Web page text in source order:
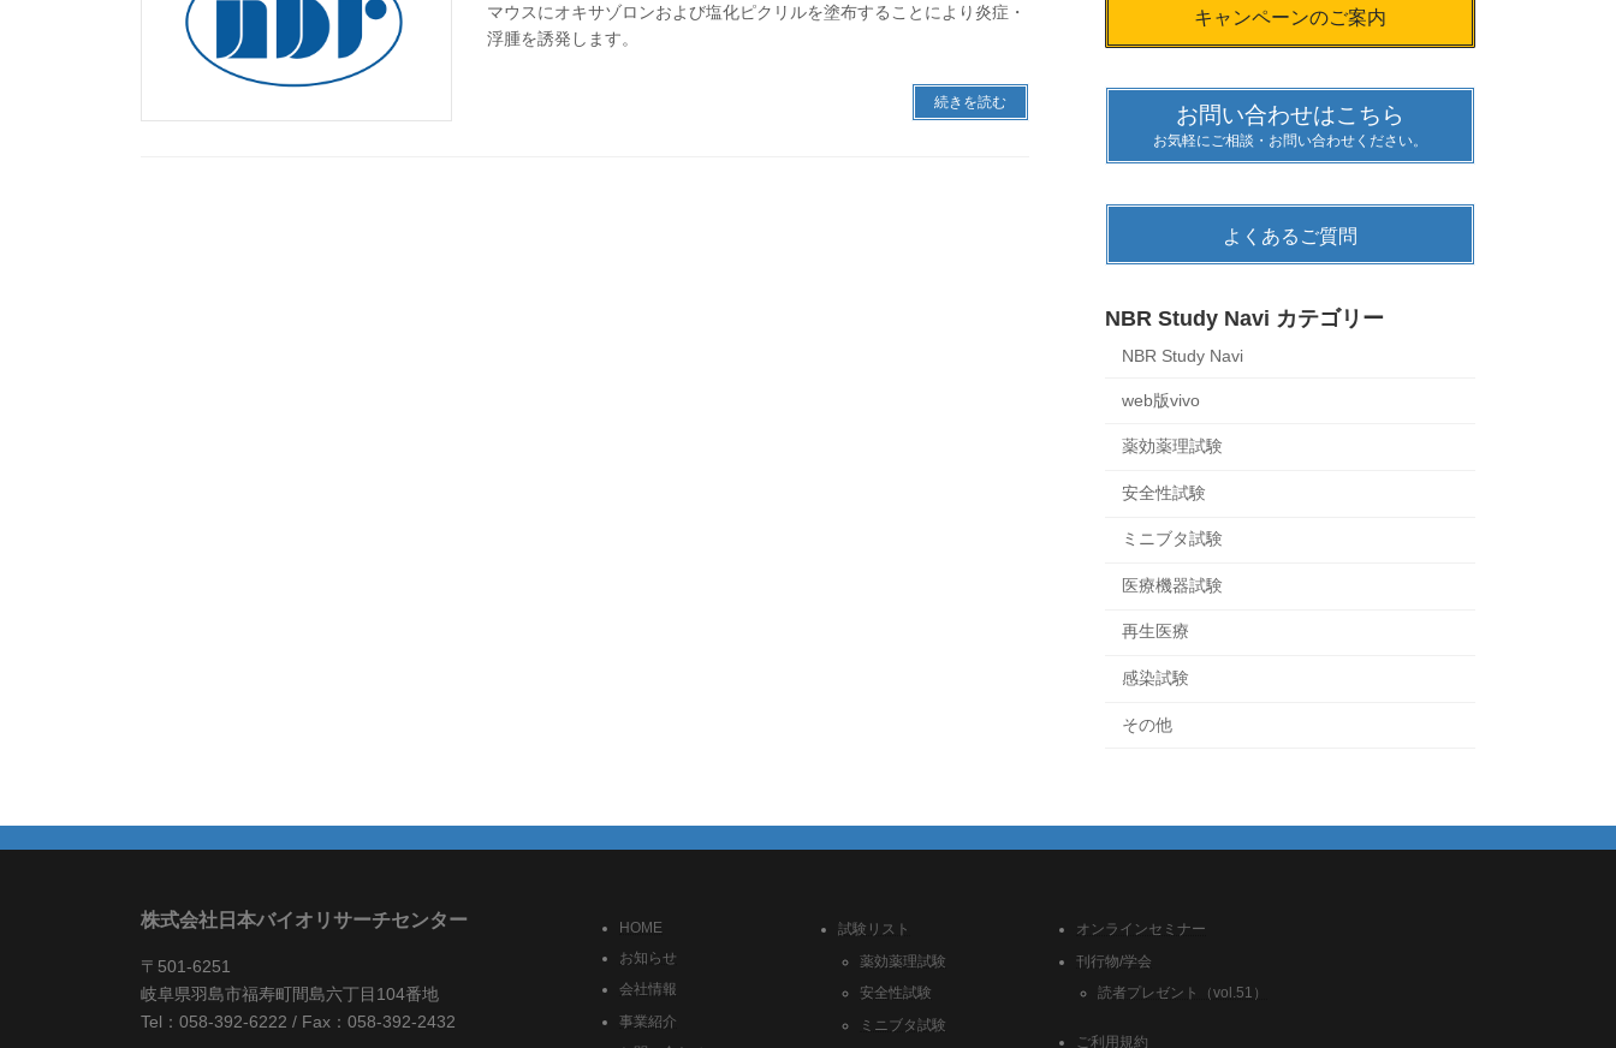
マウスにオキサゾロンおよび塩化ピクリルを塗布することにより炎症・
浮腫を誘発します。
続きを読む
キャンペーンのご案内
お問い合わせはこちら
お気軽にご相談・お問い合わせください。
よくあるご質問
NBR Study Navi カテゴリー
NBR Study Navi
web版vivo
薬効薬理試験
安全性試験
ミニブタ試験
医療機器試験
再生医療
感染試験
その他
株式会社日本バイオリサーチセンター
〒501-6251
岐阜県羽島市福寿町間島六丁目104番地
Tel：058-392-6222 / Fax：058-392-2432
HOME
お知らせ
会社情報
事業紹介
試験リスト
薬効薬理試験
安全性試験
ミニブタ試験
オンラインセミナー
刊行物/学会
読者プレゼント（vol.51）
ご利用規約